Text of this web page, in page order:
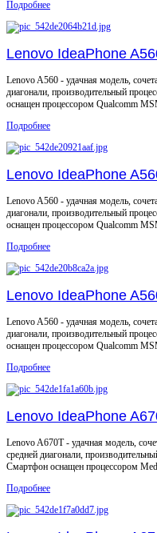
Подробнее
Lenovo IdeaPhone
Lenovo A560 - удачная модель,
диагонали, производительный
оснащен процессором Qualcomm
Подробнее
Lenovo IdeaPhone
Lenovo A560 - удачная модель,
диагонали, производительный
оснащен процессором Qualcomm
Подробнее
Lenovo IdeaPhone
Lenovo A560 - удачная модель,
диагонали, производительный
оснащен процессором Qualcomm
Подробнее
Lenovo IdeaPhone
Lenovo A670T - удачная модель,
средней диагонали,
Смартфон оснащен процессором
Подробнее